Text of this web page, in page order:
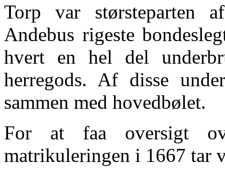
Torp var størsteparten
Andebus rigeste
hvert en hel del
herregods. Af disse
sammen med hovedbølet.
For at faa oversigt
matrikuleringen i 1667 tar